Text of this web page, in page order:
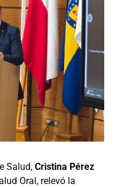
Salud, Cristina Pérez
Oral, relevó la